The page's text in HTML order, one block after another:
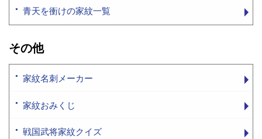
青天を衝けの家紋一覧
その他
家紋名刺メーカー
家紋おみくじ
戦国武将家紋クイズ